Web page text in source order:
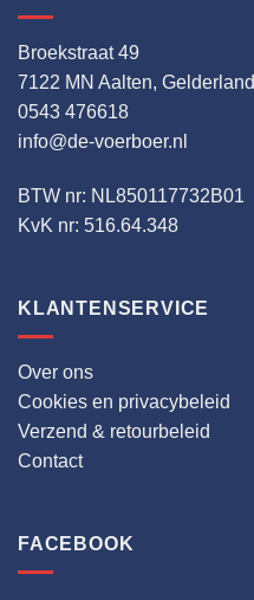
Broekstraat 49
7122 MN Aalten, Gelderland
0543 476618
info@de-voerboer.nl
BTW nr: NL850117732B01
KvK nr: 516.64.348
KLANTENSERVICE
Over ons
Cookies en privacybeleid
Verzend & retourbeleid
Contact
FACEBOOK